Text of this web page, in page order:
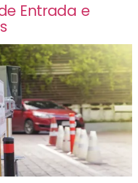
Entrada e